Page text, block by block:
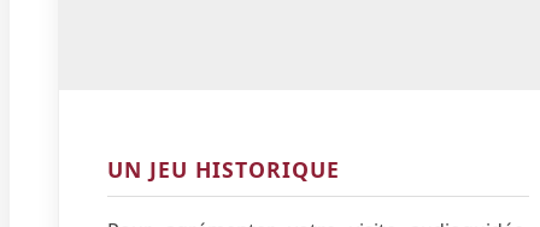
UN JEU HISTORIQUE